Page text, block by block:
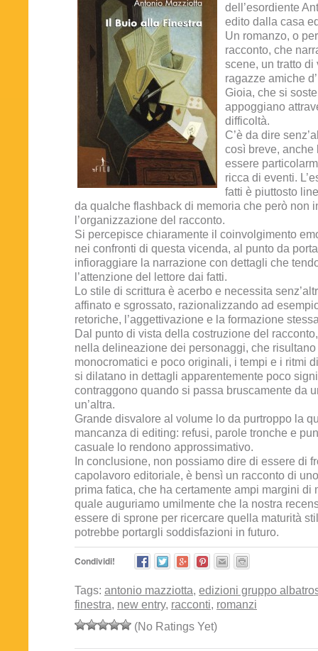
dell’esordiente
edito dalla casa
Un romanzo, o
racconto, che
scene, un tratto di
ragazze amiche
Gioia, che si
appoggiano
difficoltà.
C’è da dire
così breve, anche
essere
ricca di eventi.
fatti è piuttosto
da qualche flashback di memoria che però non
l’organizzazione del racconto.
Si percepisce chiaramente il coinvolgimento
nei confronti di questa vicenda, al punto da
infioraggiare la narrazione con dettagli che
l’attenzione del lettore dai fatti.
Lo stile di scrittura è acerbo e necessita
affinato e sgrossato, razionalizzando ad
retoriche, l’aggettivazione e la formazione
Dal punto di vista della costruzione del
nella delineazione dei personaggi, che risultano
monocromatici e poco originali, i tempi e i ritmi
si dilatano in dettagli apparentemente poco
contraggono quando si passa bruscamente da
un’altra.
Grande disvalore al volume lo da purtroppo la
mancanza di editing: refusi, parole tronche e
casuale lo rendono approssimativo.
In conclusione, non possiamo dire di essere di
capolavoro editoriale, è bensì un racconto di
prima fatica, che ha certamente ampi margini di
quale auguriamo umilmente che la nostra
essere di sprone per ricercare quella maturità
potrebbe portargli soddisfazioni in futuro.
Condividi!
Tags: antonio mazziotta, edizioni gruppo
finestra, new entry, racconti, romanzi
(No Ratings Yet)